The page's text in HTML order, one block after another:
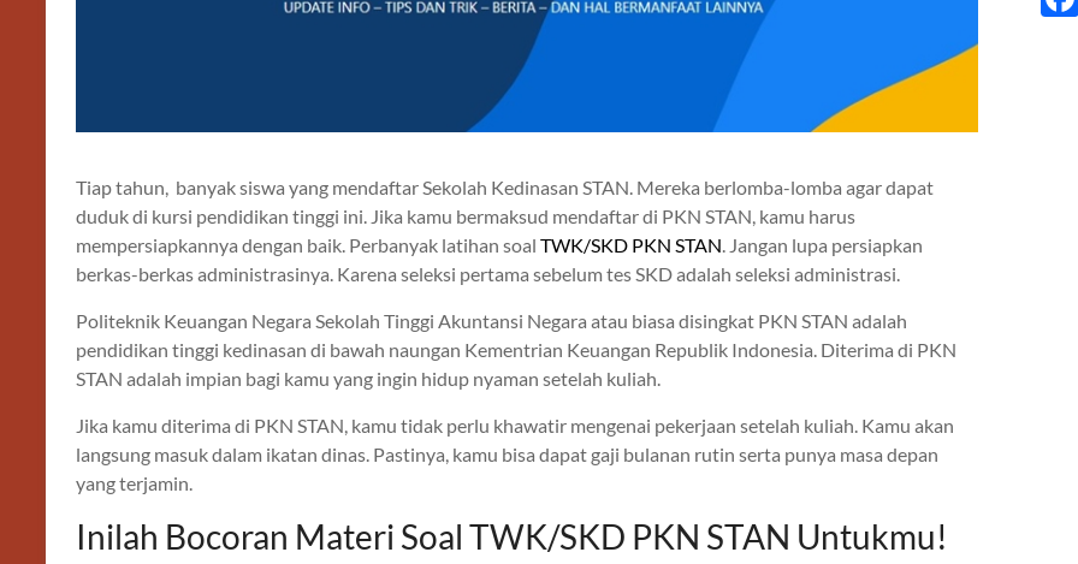
Tiap tahun, banyak siswa yang mendaftar Sekolah Kedinasan STAN. Mereka berlomba-lomba agar dapat
duduk di kursi pendidikan tinggi ini. Jika kamu bermaksud mendaftar di PKN STAN, kamu harus
mempersiapkannya dengan baik. Perbanyak latihan soal TWK/SKD PKN STAN . Jangan lupa persiapkan
berkas-berkas administrasinya. Karena seleksi pertama sebelum tes SKD adalah seleksi administrasi.
Politeknik Keuangan Negara Sekolah Tinggi Akuntansi Negara atau biasa disingkat PKN STAN adalah
pendidikan tinggi kedinasan di bawah naungan Kementrian Keuangan Republik Indonesia. Diterima di PKN
STAN adalah impian bagi kamu yang ingin hidup nyaman setelah kuliah.
Jika kamu diterima di PKN STAN, kamu tidak perlu khawatir mengenai pekerjaan setelah kuliah. Kamu akan
langsung masuk dalam ikatan dinas. Pastinya, kamu bisa dapat gaji bulanan rutin serta punya masa depan
yang terjamin.
Inilah Bocoran Materi Soal TWK/SKD PKN STAN Untukmu!